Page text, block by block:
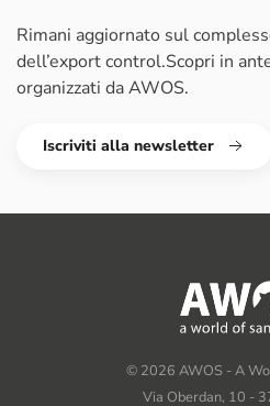
Rimani aggiornato sul
dell’export control.Scopri in
organizzati da AWOS.
Iscriviti alla newsletter
© 2026 AWOS - A
Via Oberdan, 10 -